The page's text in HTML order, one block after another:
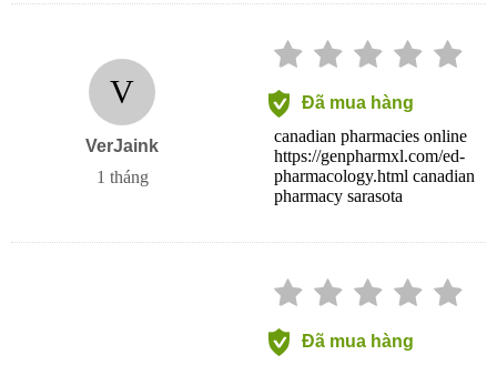
V
VerJaink
1 tháng
Đã mua hàng
canadian pharmacies online
https://genpharmxl.com/ed-
pharmacology.html canadian
pharmacy sarasota
Đã mua hàng